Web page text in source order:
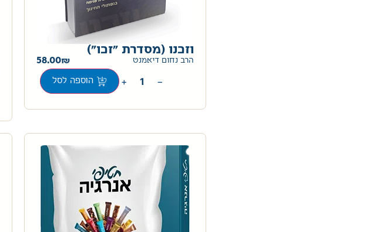
וזכנו (מסדרת "זכו")
הרב נחום דיאמנט 58.00
−
+ הוספה לסל